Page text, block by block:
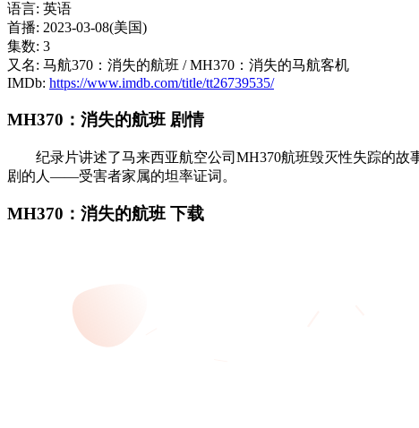
语言: 英语
首播: 2023-03-08(美国)
集数: 3
又名: 马航370：消失的航班 / MH370：消失的马航客机
IMDb: https://www.imdb.com/title/tt26739535/
MH370：消失的航班 剧情
纪录片讲述了马来西亚航空公司MH370航班毁灭性失踪的故
剧的人——受害者家属的坦率证词。
MH370：消失的航班 下载